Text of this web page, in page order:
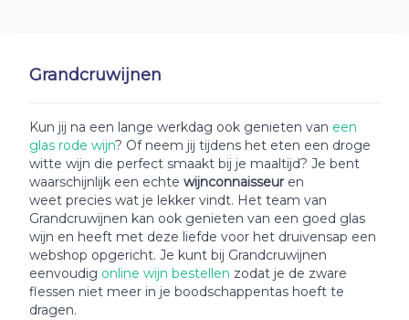
Grandcruwijnen
Kun jij na een lange werkdag ook genieten van een
glas rode wijn? Of neem jij tijdens het eten een droge
witte wijn die perfect smaakt bij je maaltijd? Je bent
waarschijnlijk een echte wijnconnaisseur en
weet precies wat je lekker vindt. Het team van
Grandcruwijnen kan ook genieten van een goed glas
wijn en heeft met deze liefde voor het druivensap een
webshop opgericht. Je kunt bij Grandcruwijnen
eenvoudig online wijn bestellen zodat je de zware
flessen niet meer in je boodschappentas hoeft te
dragen.